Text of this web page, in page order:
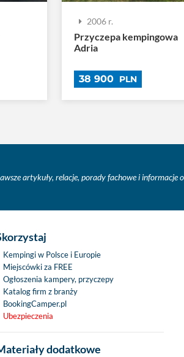
2006 r.
Przyczepa kempingowa
Adria
38 900 PLN
artykuły, relacje, porady fachowe i informacje
Kempingi w Polsce i Europie
Miejscówki za FREE
Ogłoszenia kampery, przyczepy
Katalog firm z branży
BookingCamper.pl
Ubezpieczenia
dodatkowe